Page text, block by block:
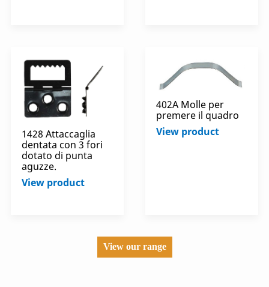
1428 Attaccaglia
dentata con 3 fori
dotato di punta
aguzze.
View product
402A Molle per
premere il quadro
View product
View our range